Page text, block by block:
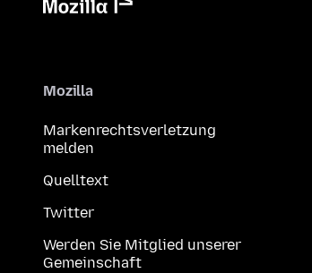
Mozilla
Markenrechtsverletzung
melden
Quelltext
Twitter
Werden Sie Mitglied unserer
Gemeinschaft